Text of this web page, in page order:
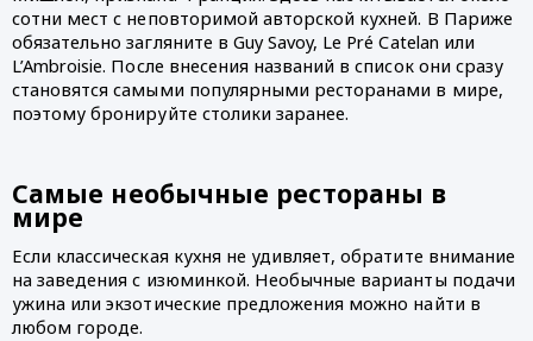
сотни мест с неповторимой авторской кухней. В Париже
обязательно загляните в Guy Savoy, Le Pré Catelan или
L’Ambroisie. После внесения названий в список они сразу
становятся самыми популярными ресторанами в мире,
поэтому бронируйте столики заранее.
Самые необычные рестораны в
мире
Если классическая кухня не удивляет, обратите внимание
на заведения с изюминкой. Необычные варианты подачи
ужина или экзотические предложения можно найти в
любом городе.